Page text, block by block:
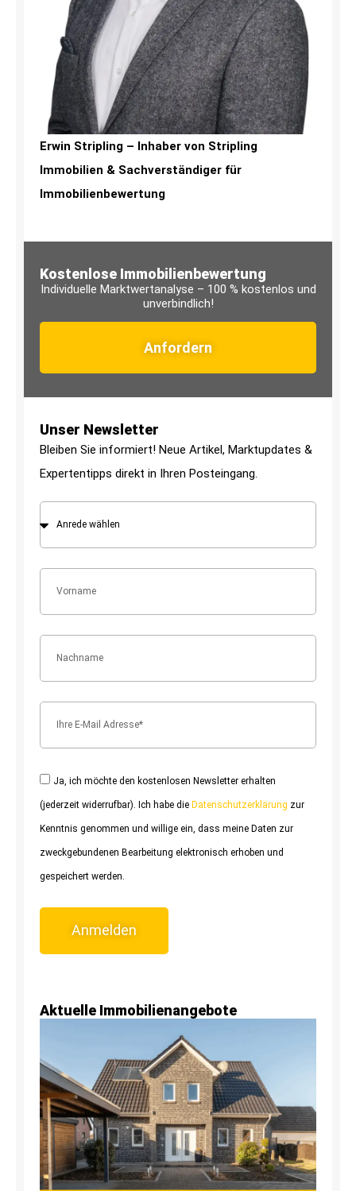
Erwin Stripling – Inhaber von Stripling
Immobilien & Sachverständiger für
Immobilienbewertung
Kostenlose Immobilienbewertung
Individuelle Marktwertanalyse – 100 % kostenlos und
unverbindlich!
Anfordern
Unser Newsletter
Bleiben Sie informiert! Neue Artikel, Marktupdates &
Expertentipps direkt in Ihren Posteingang.
Ja, ich möchte den kostenlosen Newsletter erhalten
(jederzeit widerrufbar). Ich habe die Datenschutzerklärung zur
Kenntnis genommen und willige ein, dass meine Daten zur
zweckgebundenen Bearbeitung elektronisch erhoben und
gespeichert werden.
Anmelden
Aktuelle Immobilienangebote